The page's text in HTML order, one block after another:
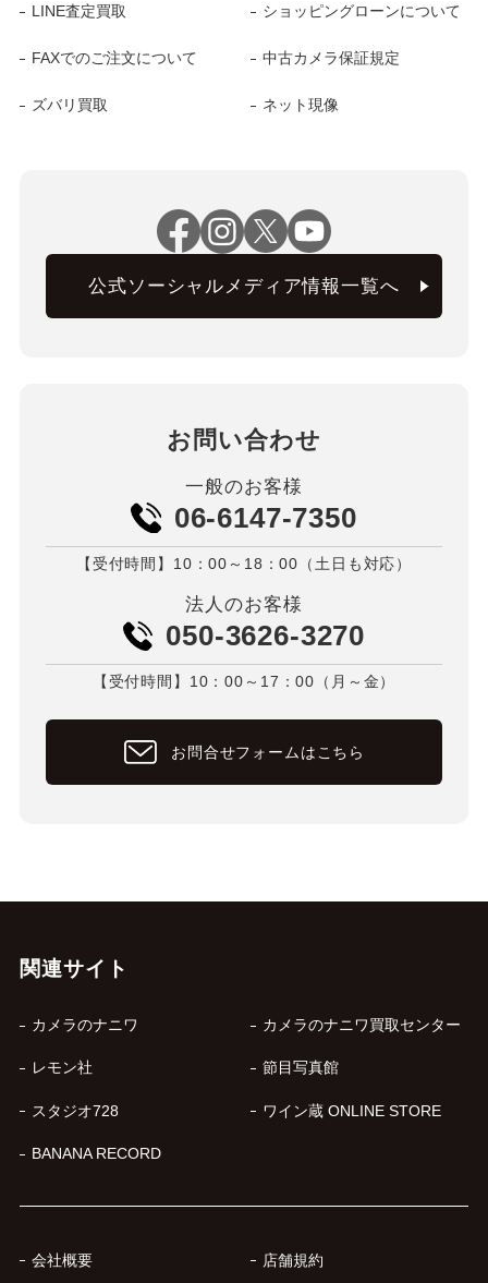
LINE査定買取 ショッピングローンについて
FAXでのご注文について 中古カメラ保証規定
ズバリ買取 ネット現像
公式ソーシャルメディア情報一覧へ
お問い合わせ
一般のお客様
06-6147-7350
【受付時間】10：00～18：00（土日も対応）
法人のお客様
050-3626-3270
【受付時間】10：00～17：00（月～金）
お問合せフォームはこちら
関連サイト
カメラのナニワ カメラのナニワ買取センター
レモン社 節目写真館
スタジオ728 ワイン蔵 ONLINE STORE
BANANA RECORD
会社概要 店舗規約